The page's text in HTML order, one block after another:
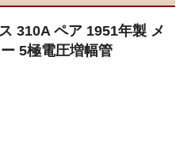
310A ペア 1951年製 メ
5極電圧増幅管